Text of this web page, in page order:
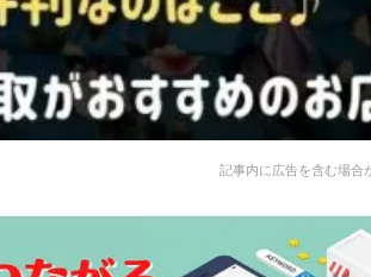
記事内に広告を含む場合